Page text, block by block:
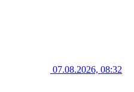
07.08.2026, 08:32